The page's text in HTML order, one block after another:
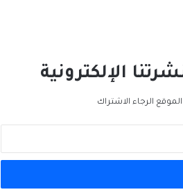
من الغاز إلى الجغرافيا السياسية… ماذا يُغيّرُ
خط نيجيريا–المغرب؟
الإلكترونية
الرجاء الاشتراك